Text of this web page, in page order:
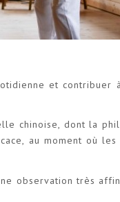
et contribuer
chinoise, dont la
au moment où
observation très